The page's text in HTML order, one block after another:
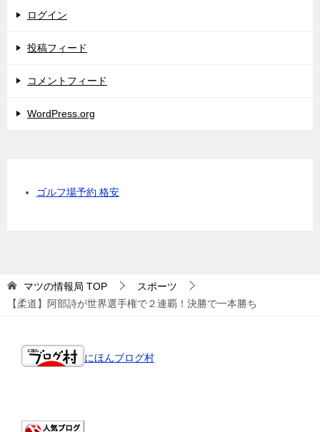
ログイン
投稿フィード
コメントフィード
WordPress.org
ゴルフ場予約 格安
マツの情報局 TOP
スポーツ
【柔道】阿部詩が世界選手権で２連覇！決勝で一本勝ち
にほんブログ村